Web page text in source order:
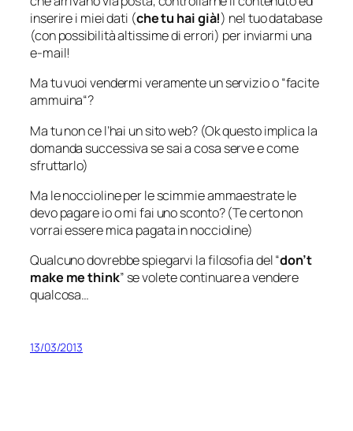
inserire i miei dati (che tu hai già!) nel tuo database
(con possibilità altissime di errori) per inviarmi una
e-mail!
Ma tu vuoi vendermi veramente un servizio o “facite
ammuina“?
Ma tu non ce l’hai un sito web? (Ok questo implica la
domanda successiva se sai a cosa serve e come
sfruttarlo)
Ma le noccioline per le scimmie ammaestrate le
devo pagare io o mi fai uno sconto? (Te certo non
vorrai essere mica pagata in noccioline)
Qualcuno dovrebbe spiegarvi la filosofia del “don’t
make me think” se volete continuare a vendere
qualcosa…
13/03/2013